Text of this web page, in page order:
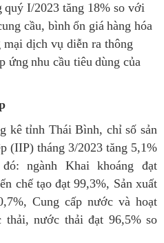
quý I/2023 tăng 18% so với
cầu, bình ổn giá hàng hóa
mại dịch vụ diễn ra thông
ứng nhu cầu tiêu dùng của
kê tỉnh Thái Bình, chỉ số sản
(IIP) tháng 3/2023 tăng 5,1%
ngành Khai khoáng đạt
chế tạo đạt 99,3%, Sản xuất
Cung cấp nước và hoạt
nước thải đạt 96,5% so